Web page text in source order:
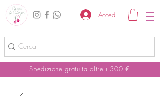
Accedi
Spedizione gratuita oltre i 300 €